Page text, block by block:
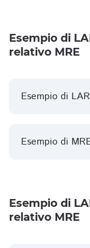
Esempio di
relativo MRE
Esempio di
Esempio di
Esempio di
relativo MRE